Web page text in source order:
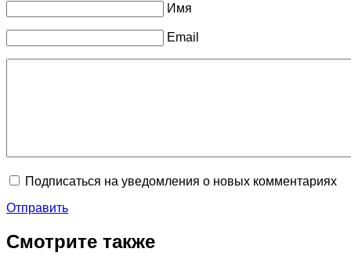
Имя
Email
Подписаться на уведомления о новых комментариях
Отправить
Смотрите также